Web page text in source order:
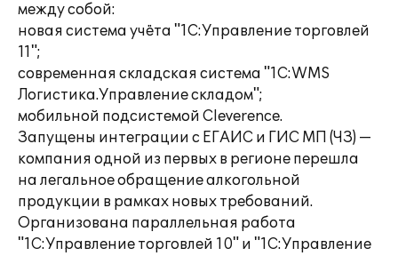
между собой:
новая система учёта "1С:Управление торговлей
11";
современная складская система "1С:WMS
Логистика.Управление складом";
мобильной подсистемой Cleverence.
Запущены интеграции с ЕГАИС и ГИС МП (ЧЗ) —
компания одной из первых в регионе перешла
на легальное обращение алкогольной
продукции в рамках новых требований.
Организована параллельная работа
"1С:Управление торговлей 10" и "1С:Управление